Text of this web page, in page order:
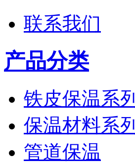
联系我们
产品分类
铁皮保温系列
保温材料系列
管道保温